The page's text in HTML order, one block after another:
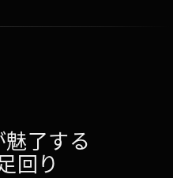
了する
回り